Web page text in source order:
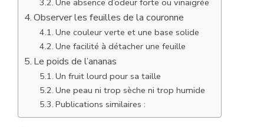
Observer les feuilles de la couronne
Une couleur verte et une base solide
Une facilité à détacher une feuille
Le poids de l’ananas
Un fruit lourd pour sa taille
Une peau ni trop sèche ni trop humide
Publications similaires :